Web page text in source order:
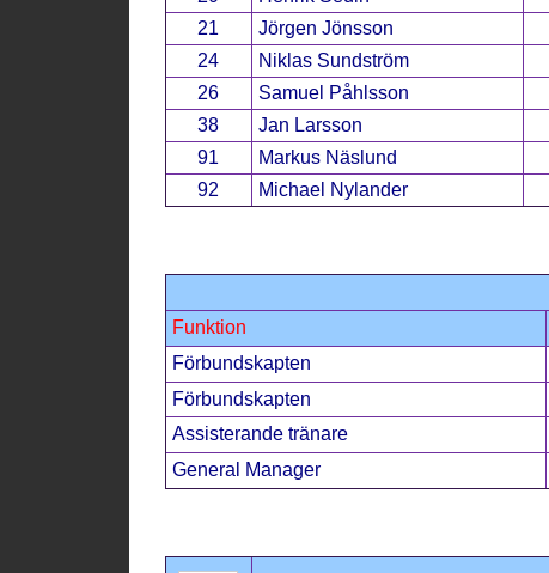
21
Jörgen Jönsson
24
Niklas Sundström
26
Samuel Påhlsson
38
Jan Larsson
91
Markus Näslund
92
Michael Nylander
Funktion
Förbundskapten
Förbundskapten
Assisterande tränare
General Manager